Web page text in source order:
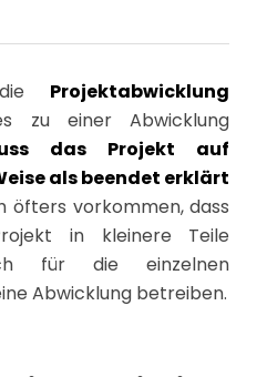
Projektabwicklung
zu einer Abwicklung
das Projekt auf
als beendet erklärt
öfters vorkommen, dass
in kleinere Teile
für die einzelnen
Abwicklung betreiben.